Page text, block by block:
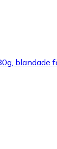
blandade